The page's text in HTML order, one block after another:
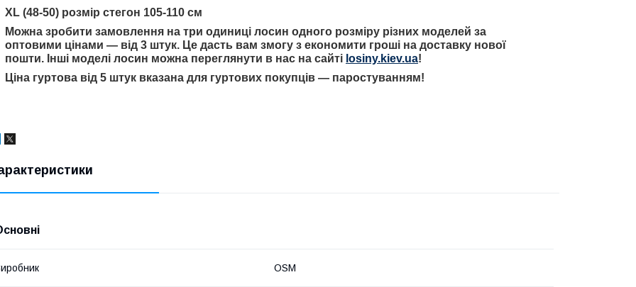
XL (48-50) розмір стегон 105-110 см
Можна зробити замовлення на три одиниці лосин одного розміру різних моделей за
оптовими цінами — від 3 штук. Це дасть вам змогу з економити гроші на доставку нової
пошти. Інші моделі лосин можна переглянути в нас на сайті losiny.kiev.ua!
Ціна гуртова від 5 штук вказана для гуртових покупців — паростуванням!
OSM